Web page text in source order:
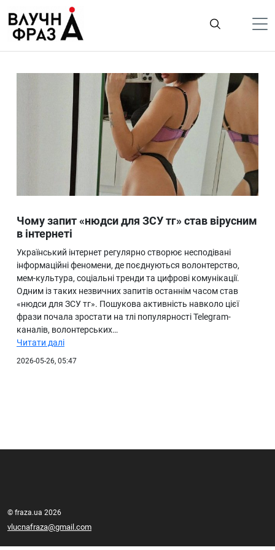
содержимому
Лайфстайл
ТехноНаука
Ukraine
Про нас
Чому запит «нюдси для ЗСУ тг» став вірусним
в інтернеті
Український інтернет регулярно створює несподівані
інформаційні феномени, де поєднуються волонтерство,
мем-культура, соціальні тренди та цифрові комунікації.
Одним із таких незвичних запитів останнім часом став
«нюдси для ЗСУ тг». Пошукова активність навколо цієї
фрази почала зростати на тлі популярності Telegram-
каналів, волонтерських…
Читати далі
2026-05-26, 05:47
© fraza.ua 2026
vlucnafraza@gmail.com